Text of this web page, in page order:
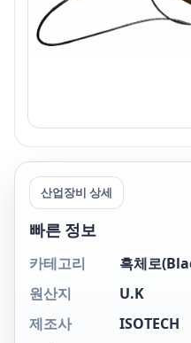
산업장비 상세
빠른 정보
카테고리
흑체로
원산지
U.K
제조사
ISOTECH